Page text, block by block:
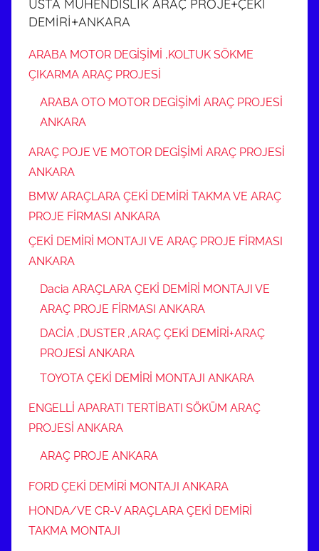
USTA MÜHENDİSLİK ARAÇ PROJE+ÇEKİ
DEMİRİ+ANKARA
ARABA MOTOR DEGİŞİMİ ,KOLTUK SÖKME
ÇIKARMA ARAÇ PROJESİ
ARABA OTO MOTOR DEGİŞİMİ ARAÇ PROJESİ
ANKARA
ARAÇ POJE VE MOTOR DEGİŞİMİ ARAÇ PROJESİ
ANKARA
BMW ARAÇLARA ÇEKİ DEMİRİ TAKMA VE ARAÇ
PROJE FİRMASI ANKARA
ÇEKİ DEMİRİ MONTAJI VE ARAÇ PROJE FİRMASI
ANKARA
Dacia ARAÇLARA ÇEKİ DEMİRİ MONTAJI VE
ARAÇ PROJE FİRMASI ANKARA
DACİA ,DUSTER ,ARAÇ ÇEKİ DEMİRİ+ARAÇ
PROJESİ ANKARA
TOYOTA ÇEKİ DEMİRİ MONTAJI ANKARA
ENGELLİ APARATI TERTİBATI SÖKÜM ARAÇ
PROJESİ ANKARA
ARAÇ PROJE ANKARA
FORD ÇEKİ DEMİRİ MONTAJI ANKARA
HONDA/VE CR-V ARAÇLARA ÇEKİ DEMİRİ
TAKMA MONTAJI